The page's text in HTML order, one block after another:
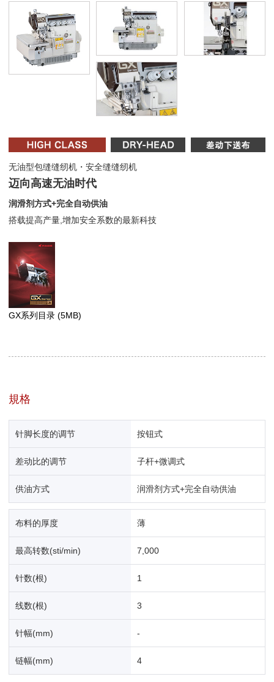
无油型包缝缝纫机・安全缝缝纫机
迈向高速无油时代
润滑剂方式+完全自动供油
搭载提高产量,增加安全系数的最新科技
GX系列目录 (5MB)
規格
针脚长度的调节 按钮式
差动比的调节 子杆+微调式
供油方式 润滑剂方式+完全自动供油
布料的厚度 薄
最高转数(sti/min) 7,000
针数(根) 1
线数(根) 3
针幅(mm) -
链幅(mm) 4